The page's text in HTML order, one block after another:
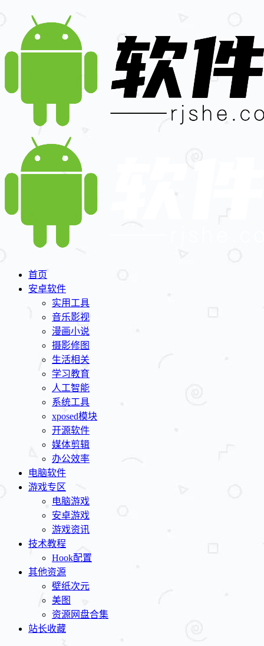
首页
安卓软件
实用工具
音乐影视
漫画小说
摄影修图
生活相关
学习教育
人工智能
系统工具
xposed模块
开源软件
媒体剪辑
办公效率
电脑软件
游戏专区
电脑游戏
安卓游戏
游戏资讯
技术教程
Hook配置
其他资源
壁纸次元
美图
资源网盘合集
站长收藏